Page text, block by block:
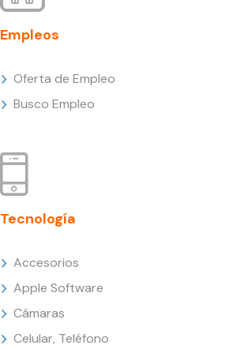
Empleos
Oferta de Empleo
Busco Empleo
Tecnología
Accesorios
Apple Software
Cámaras
Celular, Teléfono